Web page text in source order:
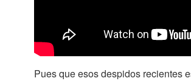
Pues que esos despidos recientes